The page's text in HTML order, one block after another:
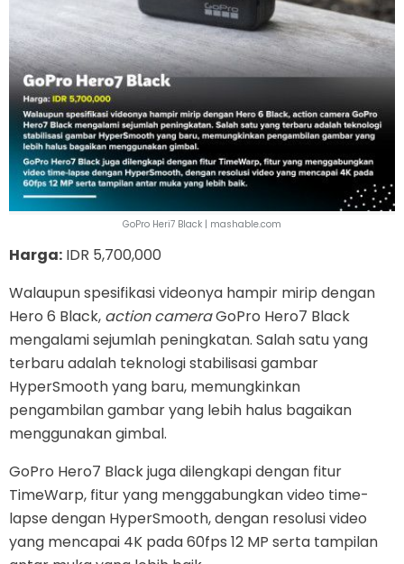
GoPro Heri7 Black | mashable.com
Harga: IDR 5,700,000
Walaupun spesifikasi videonya hampir mirip dengan
Hero 6 Black, action cameraGoPro Hero7 Black
mengalami sejumlah peningkatan. Salah satu yang
terbaru adalah teknologi stabilisasi gambar
HyperSmooth yang baru, memungkinkan
pengambilan gambar yang lebih halus bagaikan
menggunakan gimbal.
GoPro Hero7 Black juga dilengkapi dengan fitur
TimeWarp, fitur yang menggabungkan video time-
lapse dengan HyperSmooth, dengan resolusi video
yang mencapai 4K pada 60fps 12 MP serta tampilan